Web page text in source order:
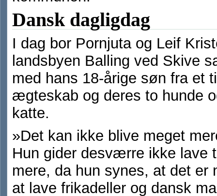
Dansk dagligdag
I dag bor Pornjuta og Leif
landsbyen Balling ved Skive
med hans 18-årige søn fra et
ægteskab og deres to hunde
katte.
»Det kan ikke blive meget
Hun gider desværre ikke lave
mere, da hun synes, at det er
at lave frikadeller og dansk